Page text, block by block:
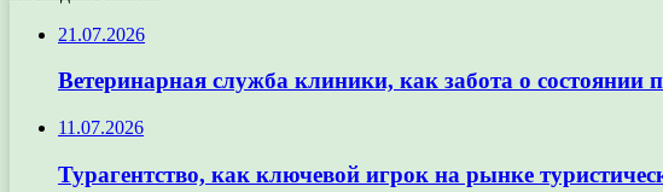
21.07.2026
Ветеринарная служба клиники, как забота о состоянии
11.07.2026
Турагентство, как ключевой игрок на рынке